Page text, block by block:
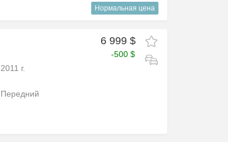
Нормальная цена
6 999 $
-500 $
2011 г.
Передний